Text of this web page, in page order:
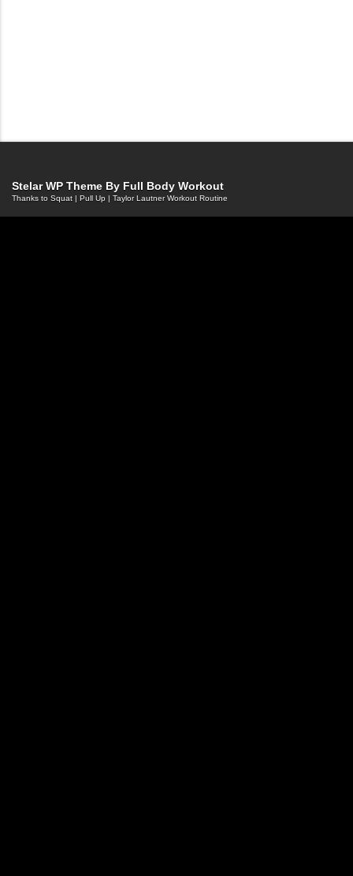
Stelar WP Theme By Full Body Workout
Thanks to Squat | Pull Up | Taylor Lautner Workout Routine